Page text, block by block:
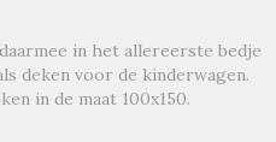
in het allereerste bedje
deken voor de kinderwagen.
in de maat 100x150.